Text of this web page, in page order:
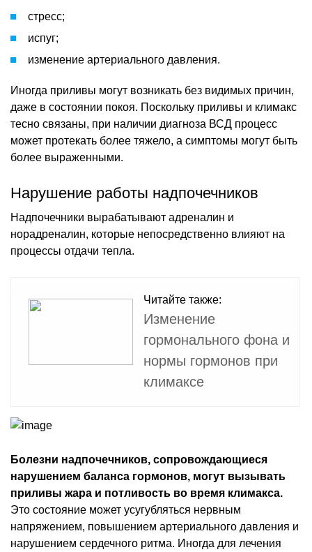
стресс;
испуг;
изменение артериального давления.
Иногда приливы могут возникать без видимых причин,
даже в состоянии покоя. Поскольку приливы и климакс
тесно связаны, при наличии диагноза ВСД процесс
может протекать более тяжело, а симптомы могут быть
более выраженными.
Нарушение работы надпочечников
Надпочечники вырабатывают адреналин и
норадреналин, которые непосредственно влияют на
процессы отдачи тепла.
Читайте также:
Изменение
гормонального фона и
нормы гормонов при
климаксе
Болезни надпочечников, сопровождающиеся
нарушением баланса гормонов, могут вызывать
приливы жара и потливость во время климакса.
Это состояние может усугубляться нервным
напряжением, повышением артериального давления и
нарушением сердечного ритма. Иногда для лечения